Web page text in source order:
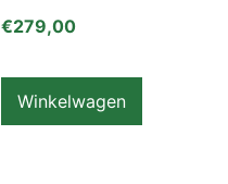
€279,00
Winkelwagen